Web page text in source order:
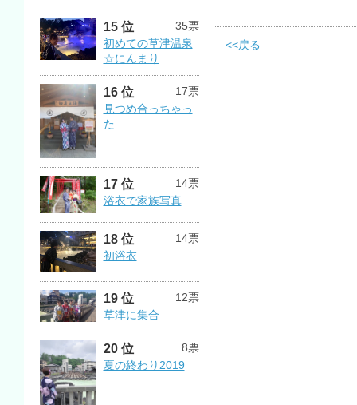
15 位
35票
初めての草津温泉
☆にんまり
16 位
17票
見つめ合っちゃっ
た
17 位
14票
浴衣で家族写真
18 位
14票
初浴衣
19 位
12票
草津に集合
20 位
8票
夏の終わり2019
<<戻る